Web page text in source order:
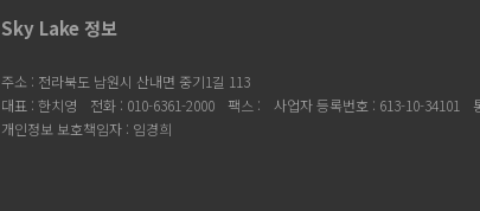
Sky Lake 정보
주소 : 전라북도 남원시 산내면 중기1길 113
대표 : 한치영
전화 : 010-6361-2000 팩스 : 사업자 등록번호 : 613-10-34101
개인정보 보호책임자 : 임경희